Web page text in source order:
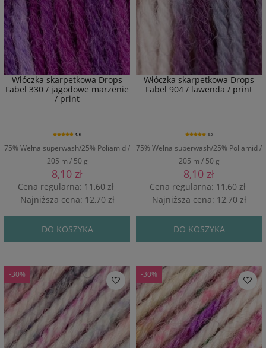
Włóczka skarpetkowa Drops
Fabel 330 / jagodowe marzenie
/ print
75% Wełna superwash/25% Poliamid /
205 m / 50 g
4.9
8,10 zł
Cena regularna:11,60 zł
Najniższa cena:12,70 zł
DO KOSZYKA
Włóczka skarpetkowa Drops
Fabel 904 / lawenda / print
75% Wełna superwash/25% Poliamid /
205 m / 50 g
5.0
8,10 zł
Cena regularna:11,60 zł
Najniższa cena:12,70 zł
DO KOSZYKA
-30% -30%